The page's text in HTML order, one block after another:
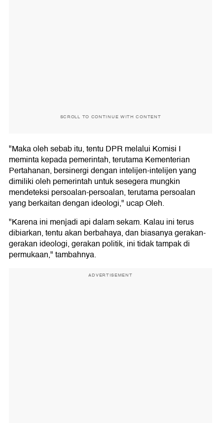
SCROLL TO CONTINUE WITH CONTENT
"Maka oleh sebab itu, tentu DPR melalui Komisi I
meminta kepada pemerintah, terutama Kementerian
Pertahanan, bersinergi dengan intelijen-intelijen yang
dimiliki oleh pemerintah untuk sesegera mungkin
mendeteksi persoalan-persoalan, terutama persoalan
yang berkaitan dengan ideologi," ucap Oleh.
"Karena ini menjadi api dalam sekam. Kalau ini terus
dibiarkan, tentu akan berbahaya, dan biasanya gerakan-
gerakan ideologi, gerakan politik, ini tidak tampak di
permukaan," tambahnya.
ADVERTISEMENT